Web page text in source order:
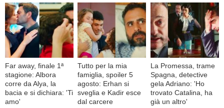
Far away, finale 1ª
stagione: Albora
corre da Alya, la
bacia e si dichiara: 'Ti
amo'
Tutto per la mia
famiglia, spoiler 5
agosto: Erhan si
sveglia e Kadir esce
dal carcere
La Promessa, trame
Spagna, detective
gela Adriano: 'Ho
trovato Catalina, ha
già un altro'